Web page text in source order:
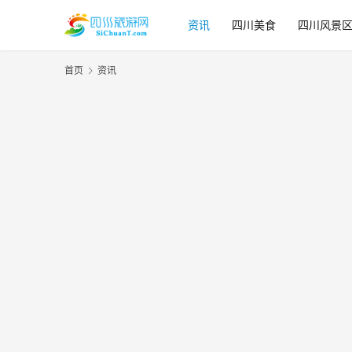
资讯 四川美食 四川风景区
首页 资讯